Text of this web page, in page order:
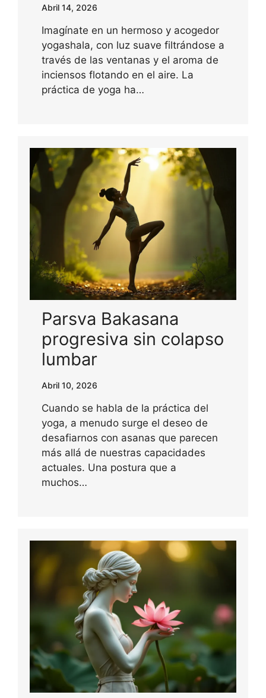
Abril 14, 2026
Imagínate en un hermoso y acogedor
yogashala, con luz suave filtrándose a
través de las ventanas y el aroma de
inciensos flotando en el aire. La
práctica de yoga ha…
Parsva Bakasana
progresiva sin colapso
lumbar
Abril 10, 2026
Cuando se habla de la práctica del
yoga, a menudo surge el deseo de
desafiarnos con asanas que parecen
más allá de nuestras capacidades
actuales. Una postura que a
muchos…